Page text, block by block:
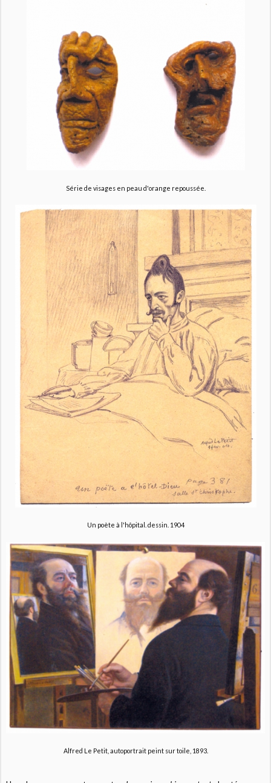
Série de visages en peau d'orange repoussée.
Un poète à l'hôpital. dessin. 1904
Alfred Le Petit, autoportrait peint sur toile, 1893.